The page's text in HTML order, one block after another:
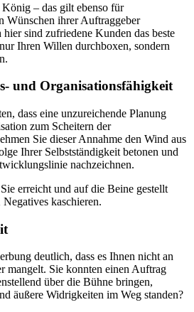
– das gilt ebenso für
Wünschen ihrer Auftraggeber
sind zufriedene Kunden das beste
Ihren Willen durchboxen, sondern
und Organisationsfähigkeit
dass eine unzureichende Planung
zum Scheitern der
Sie dieser Annahme den Wind aus
Ihrer Selbstständigkeit betonen und
nachzeichnen.
erreicht und auf die Beine gestellt
kaschieren.
deutlich, dass es Ihnen nicht an
mangelt. Sie konnten einen Auftrag
über die Bühne bringen,
äußere Widrigkeiten im Weg standen?